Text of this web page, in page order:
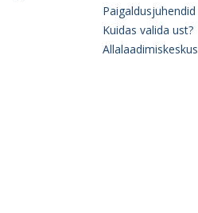
Paigaldusjuhendid
Kuidas valida ust?
Allalaadimiskeskus